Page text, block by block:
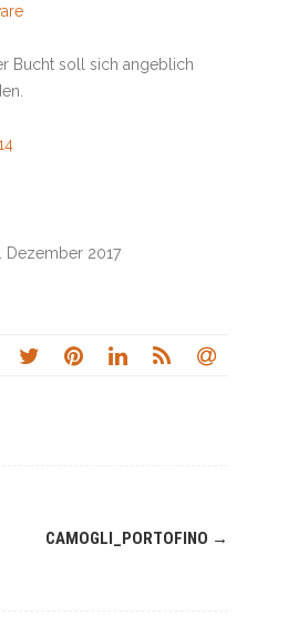
Bucht soll sich angeblich
Dezember 2017
CAMOGLI_PORTOFINO →